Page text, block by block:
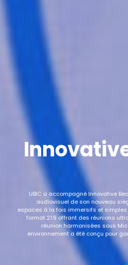
UBIC a accompagné Innovative
audiovisuel de son nouveau
espaces à la fois immersifs et simples
format 21:9 offrant des réunions
réunion harmonisées sous
environnement a été conçu pour